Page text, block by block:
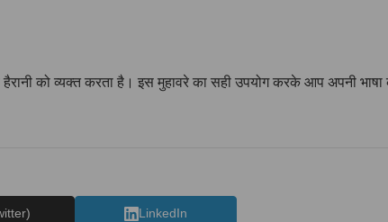
हैरानी को व्यक्त करता है। इस मुहावरे का सही उपयोग करके आप अपनी
LinkedIn